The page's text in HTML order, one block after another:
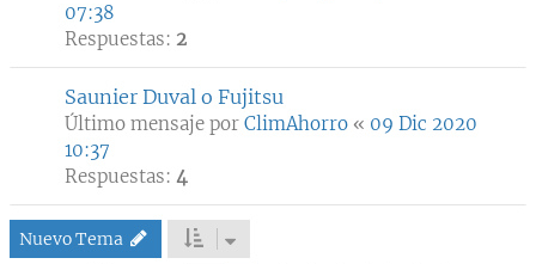
07:38
Respuestas: 2
Saunier Duval o Fujitsu
Último mensaje por ClimAhorro « 09 Dic 2020
10:37
Respuestas: 4
Nuevo Tema